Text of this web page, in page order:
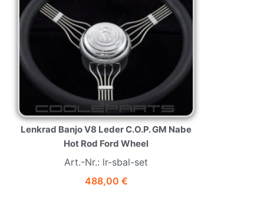
Lenkrad Banjo V8 Leder C.O.P. GM Nabe
Hot Rod Ford Wheel
Art.-Nr.: lr-sbal-set
488,00 €